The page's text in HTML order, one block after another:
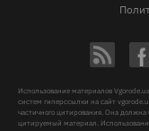
Использование материалов
систем гиперссылки на сайт
частичного цитирования. Она
цитируемый материал.